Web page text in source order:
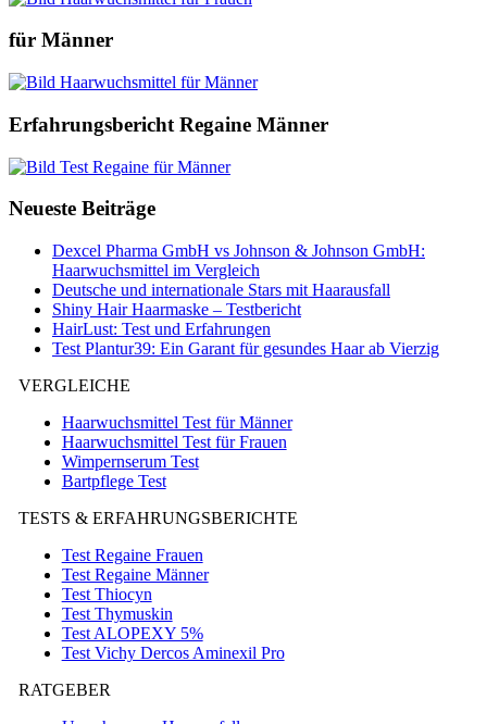
für Männer
Erfahrungsbericht Regaine Männer
Neueste Beiträge
Dexcel Pharma GmbH vs Johnson & Johnson GmbH:
Haarwuchsmittel im Vergleich
Deutsche und internationale Stars mit Haarausfall
Shiny Hair Haarmaske – Testbericht
HairLust: Test und Erfahrungen
Test Plantur39: Ein Garant für gesundes Haar ab Vierzig
VERGLEICHE
Haarwuchsmittel Test für Männer
Haarwuchsmittel Test für Frauen
Wimpernserum Test
Bartpflege Test
TESTS & ERFAHRUNGSBERICHTE
Test Regaine Frauen
Test Regaine Männer
Test Thiocyn
Test Thymuskin
Test ALOPEXY 5%
Test Vichy Dercos Aminexil Pro
RATGEBER